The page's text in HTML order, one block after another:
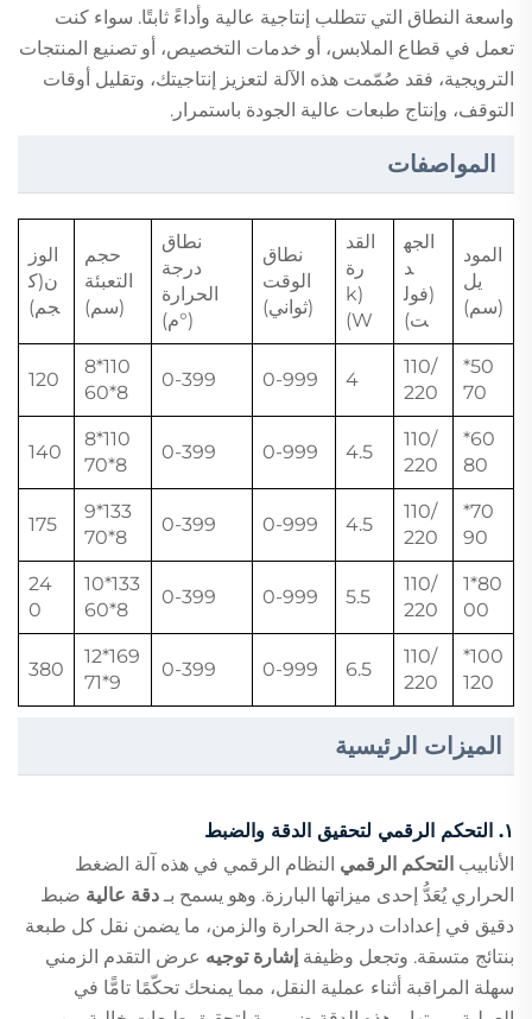
واسعة النطاق التي تتطلب إنتاجية عالية وأداءً ثابتًا. سواء كنت
تعمل في قطاع الملابس، أو خدمات التخصيص، أو تصنيع المنتجات
الترويجية، فقد صُمّمت هذه الآلة لتعزيز إنتاجيتك، وتقليل أوقات
التوقف، وإنتاج طبعات عالية الجودة باستمرار.
المواصفات
المود
يل
(سم)
الجه
د
(فول
ت)
القد
رة
(k
W)
نطاق
الوقت
(ثواني)
نطاق
درجة
الحرارة
(°م)
حجم
التعبئة
(سم)
الوز
ن(ك
جم)
50*
70
110/
220
4
0-999
0-399
110*8
8*60
120
60*
80
110/
220
4.5
0-999
0-399
110*8
8*70
140
70*
90
110/
220
4.5
0-999
0-399
133*9
8*70
175
80*1
00
110/
220
5.5
0-999
0-399
133*10
8*60
24
0
100*
120
110/
220
6.5
0-999
0-399
169*12
9*71
380
الميزات الرئيسية
١. التحكم الرقمي لتحقيق الدقة والضبط
الأنابيب التحكم الرقمي النظام الرقمي في هذه آلة الضغط
الحراري يُعَدُّ إحدى ميزاتها البارزة. وهو يسمح بـ دقة عالية ضبط
دقيق في إعدادات درجة الحرارة والزمن، ما يضمن نقل كل طبعة
بنتائج متسقة. وتجعل وظيفة إشارة توجيه عرض التقدم الزمني
سهلة المراقبة أثناء عملية النقل، مما يمنحك تحكّمًا تامًّا في